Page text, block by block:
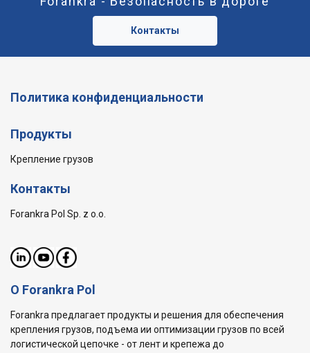
Контакты
Политика конфиденциальности
Продукты
Крепление грузов
Контакты
Forankra Pol Sp. z o.o.
О Forankra Pol
Forankra предлагает продукты и решения для обеспечения
крепления грузов, подъема ии оптимизации грузов по всей
логистической цепочке - от лент и крепежа до